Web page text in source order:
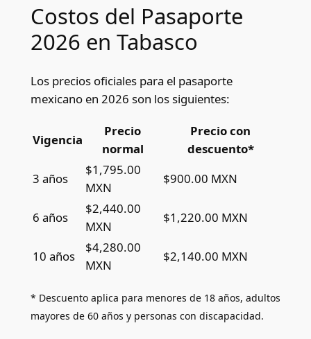
Costos del Pasaporte
2026 en Tabasco
Los precios oficiales para el pasaporte
mexicano en 2026 son los siguientes:
Vigencia
Precio
normal
Precio con
descuento*
3 años
$1,795.00
MXN
$900.00 MXN
6 años
$2,440.00
MXN
$1,220.00 MXN
10 años
$4,280.00
MXN
$2,140.00 MXN
* Descuento aplica para menores de 18 años, adultos
mayores de 60 años y personas con discapacidad.